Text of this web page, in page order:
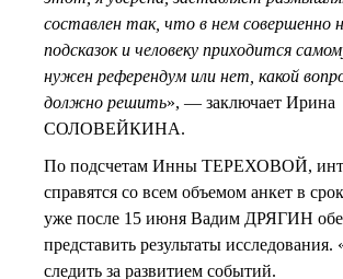
составлен так, что в нем совершенно
подсказок и человеку приходится
нужен референдум или нет, какой
должно решить», — заключает Ирина
СОЛОВЕЙКИНА.
По подсчетам Инны ТЕРЕХОВОЙ,
справятся со всем объемом анкет в
уже после 15 июня Вадим ДРЯГИН
представить результаты
следить за развитием событий.